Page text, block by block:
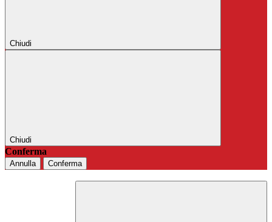
Chiudi
Chiudi
Conferma
Annulla Conferma